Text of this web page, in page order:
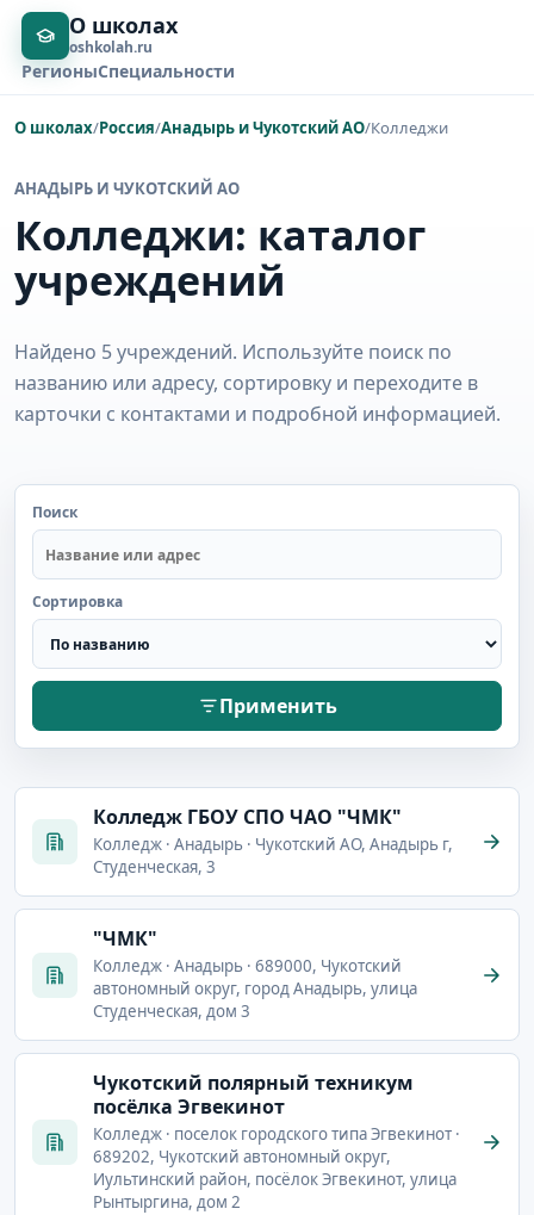
О школах
oshkolah.ru
РегионыСпециальности
О школах/Россия/Анадырь и Чукотский АО/Колледжи
АНАДЫРЬ И ЧУКОТСКИЙ АО
Колледжи: каталог
учреждений
Найдено 5 учреждений. Используйте поиск по
названию или адресу, сортировку и переходите в
карточки с контактами и подробной информацией.
Поиск
Сортировка
Применить
Колледж ГБОУ СПО ЧАО "ЧМК"
Колледж · Анадырь · Чукотский АО, Анадырь г,
Студенческая, 3
"ЧМК"
Колледж · Анадырь · 689000, Чукотский
автономный округ, город Анадырь, улица
Студенческая, дом 3
Чукотский полярный техникум
посёлка Эгвекинот
Колледж · поселок городского типа Эгвекинот ·
689202, Чукотский автономный округ,
Иультинский район, посёлок Эгвекинот, улица
Рынтыргина, дом 2